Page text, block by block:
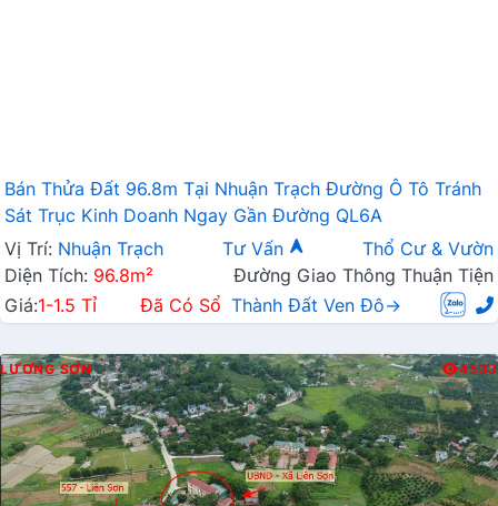
Bán Thửa Đất 96.8m Tại Nhuận Trạch Đường Ô Tô Tránh
Sát Trục Kinh Doanh Ngay Gần Đường QL6A
Vị Trí: Nhuận Trạch Tư Vấn
Thổ Cư & Vườn
Diện Tích: 96.8m²
Đường Giao Thông Thuận Tiện
Giá:1-1.5 Tỉ Đã Có Sổ Thành Đất Ven Đô→
LƯƠNG SƠN 4533